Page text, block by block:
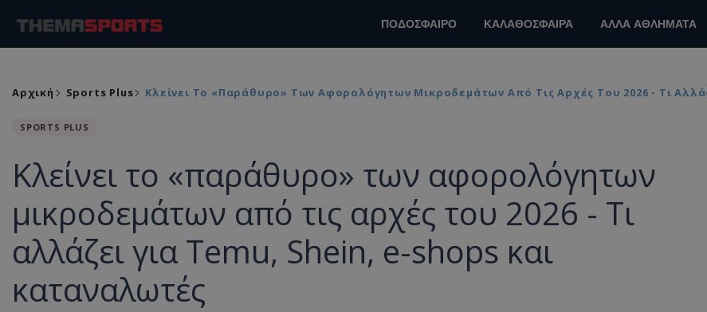
ΠΟΔΟΣΦΑΙΡΟ ΚΑΛΑΘΟΣΦΑΙΡΑ ΑΛΛΑ ΑΘΛΗΜΑΤΑ
Αρχική Sports Plus Κλείνει Το «παράθυρο» Των Αφορολόγητων Μικροδεμάτων Από Τις Αρχές Του 2026 - Τι
SPORTS PLUS
Κλείνει το «παράθυρο» των αφορολόγητων
μικροδεμάτων από τις αρχές του 2026 - Τι
αλλάζει για Temu, Shein, e-shops και
καταναλωτές